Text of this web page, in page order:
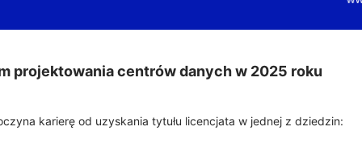
projektowania centrów danych w 2025 roku
karierę od uzyskania tytułu licencjata w jednej z dziedzin: